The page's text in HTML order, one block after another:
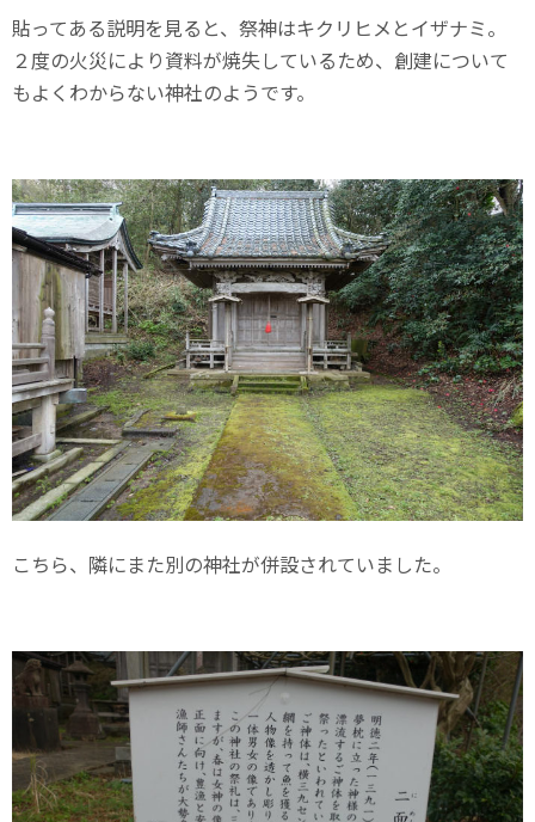
貼ってある説明を見ると、祭神はキクリヒメとイザナミ。
２度の火災により資料が焼失しているため、創建について
もよくわからない神社のようです。
こちら、隣にまた別の神社が併設されていました。